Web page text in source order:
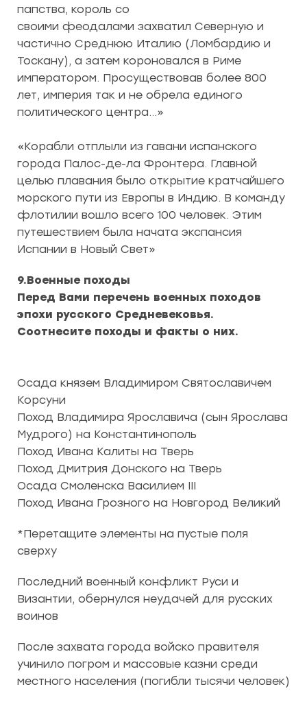
папства, король со
своими феодалами захватил Северную и
частично Среднюю Италию (Ломбардию и
Тоскану), а затем короновался в Риме
императором. Просуществовав более 800
лет, империя так и не обрела единого
политического центра…»
«Корабли отплыли из гавани испанского
города Палос-де-ла Фронтера. Главной
целью плавания было открытие кратчайшего
морского пути из Европы в Индию. В команду
флотилии вошло всего 100 человек. Этим
путешествием была начата экспансия
Испании в Новый Свет»
9.Военные походы
Перед Вами перечень военных походов
эпохи русского Средневековья.
Соотнесите походы и факты о них.
Осада князем Владимиром Святославичем
Корсуни
Поход Владимира Ярославича (сын Ярослава
Мудрого) на Константинополь
Поход Ивана Калиты на Тверь
Поход Дмитрия Донского на Тверь
Осада Смоленска Василием III
Поход Ивана Грозного на Новгород Великий
*Перетащите элементы на пустые поля
сверху
Последний военный конфликт Руси и
Византии, обернулся неудачей для русских
воинов
После захвата города войско правителя
учинило погром и массовые казни среди
местного населения (погибли тысячи человек)